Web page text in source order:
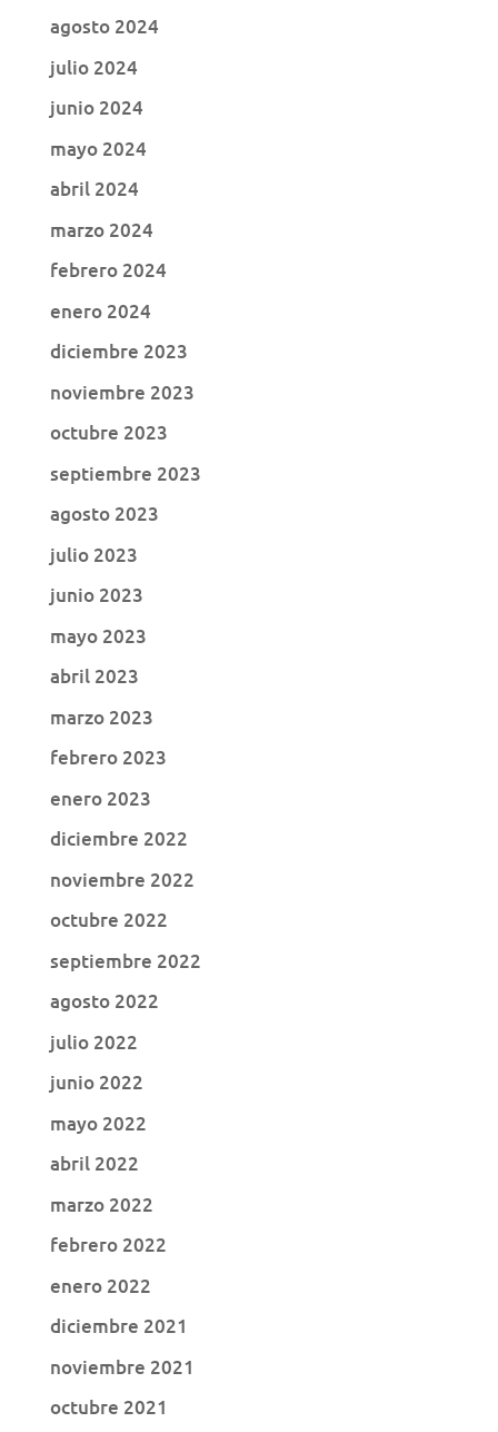
agosto 2024
julio 2024
junio 2024
mayo 2024
abril 2024
marzo 2024
febrero 2024
enero 2024
diciembre 2023
noviembre 2023
octubre 2023
septiembre 2023
agosto 2023
julio 2023
junio 2023
mayo 2023
abril 2023
marzo 2023
febrero 2023
enero 2023
diciembre 2022
noviembre 2022
octubre 2022
septiembre 2022
agosto 2022
julio 2022
junio 2022
mayo 2022
abril 2022
marzo 2022
febrero 2022
enero 2022
diciembre 2021
noviembre 2021
octubre 2021